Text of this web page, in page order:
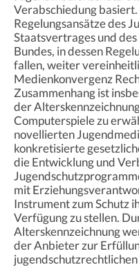
Verabschiedung
Regelungsansätze des
Staatsvertrages und
Bundes, in dessen
fallen, weiter
Medienkonvergenz
Zusammenhang ist
der
Computerspiele zu
novellierten
konkretisierte
die Entwicklung und
mit
Instrument zum Schutz
Verfügung zu stellen.
Alterskennzeichnung
der Anbieter zur